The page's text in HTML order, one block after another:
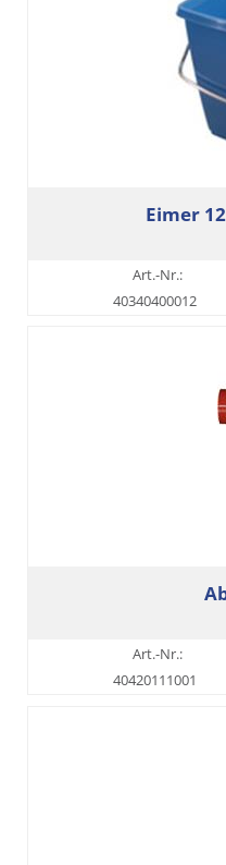
Eimer
Art.-Nr.:
40340400012
Art.-Nr.:
40420111001